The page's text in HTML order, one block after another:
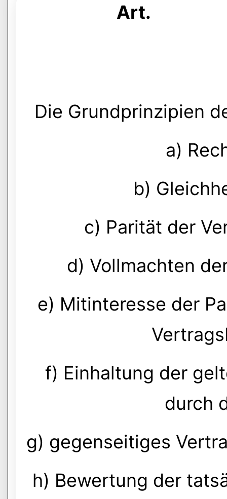
Art.
Die Grundprinzipien
a)
b)
c) Parität der
d) Vollmachten
e) Mitinteresse der
f) Einhaltung der
durch
g) gegenseitiges
h) Bewertung der